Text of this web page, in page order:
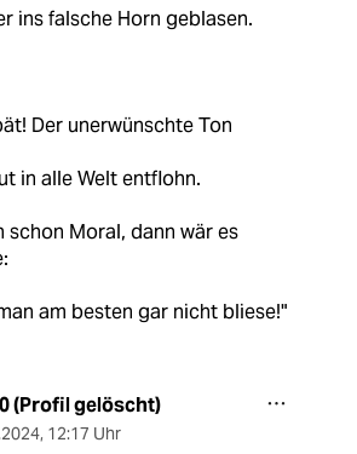
ins falsche Horn geblasen.
Der unerwünschte Ton
in alle Welt entflohn.
schon Moral, dann wär es
am besten gar nicht bliese!"
(Profil gelöscht)
, 12:17 Uhr